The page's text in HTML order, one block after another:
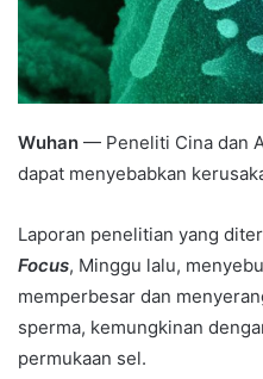
Wuhan — Peneliti Cina dan
dapat menyebabkan
Laporan penelitian yang
Focus, Minggu lalu,
memperbesar dan
sperma, kemungkinan
permukaan sel.